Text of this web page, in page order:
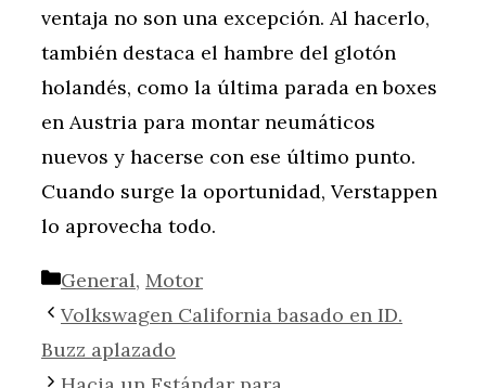
ventaja no son una excepción. Al hacerlo,
también destaca el hambre del glotón
holandés, como la última parada en boxes
en Austria para montar neumáticos
nuevos y hacerse con ese último punto.
Cuando surge la oportunidad, Verstappen
lo aprovecha todo.
Categorías
General, Motor
Volkswagen California basado en ID.
Buzz aplazado